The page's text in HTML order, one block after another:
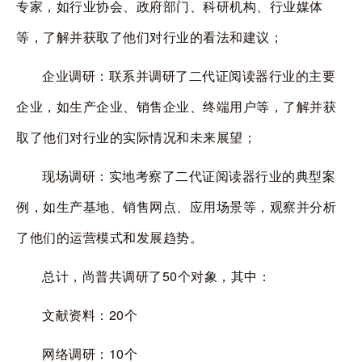
专家，如行业协会、政府部门、科研机构、行业媒体
等，了解并获取了他们对行业的看法和建议；
企业调研：联系并调研了二代证阅读器行业的主要
企业，如生产企业、销售企业、终端用户等，了解并获
取了他们对行业的实际情况和未来展望；
现场调研：实地考察了二代证阅读器行业的典型案
例，如生产基地、销售网点、应用场景等，观察并分析
了他们的运营模式和发展趋势。
总计，尚普共调研了50个对象，其中：
文献资料： 20个
网络调研： 10个